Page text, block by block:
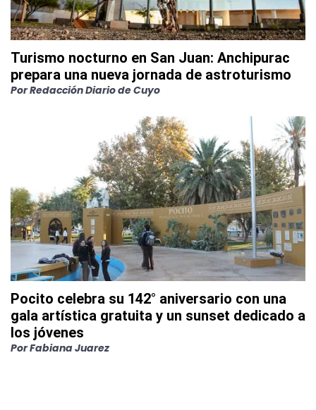
Turismo nocturno en San Juan: Anchipurac
prepara una nueva jornada de astroturismo
PorRedacción Diario de Cuyo
Pocito celebra su 142° aniversario con una
gala artística gratuita y un sunset dedicado a
los jóvenes
PorFabiana Juarez